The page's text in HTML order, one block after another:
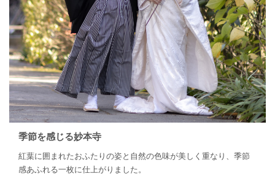
季節を感じる妙本寺
紅葉に囲まれたおふたりの姿と自然の色味が美しく重なり、季節
感あふれる一枚に仕上がりました。